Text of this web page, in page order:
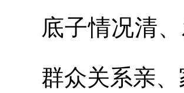
底子情况清
群众关系亲